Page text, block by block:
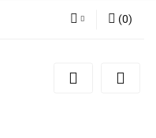
Zarejestruj się
(0)